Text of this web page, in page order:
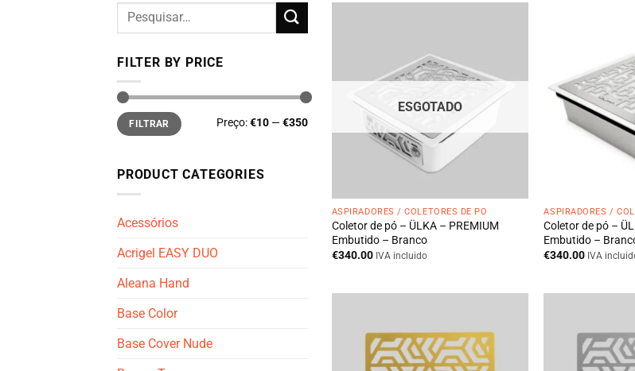
Pesquisar
FILTER BY PRICE
Preço
mínimo
Preço
máximo
FILTRAR Preço:€10 —€350
PRODUCT CATEGORIES
Acessórios
Acrigel EASY DUO
Aleana Hand
Base Color
Base Cover Nude
ESGOTADO
ASPIRADORES / COLETORES DE PÓ
Coletor de pó – ÜLKA – PREMIUM
Embutido – Branco
€340.00 IVA incluido
ASPIRADORES /
Coletor de pó –
Embutido –
€340.00 IVA